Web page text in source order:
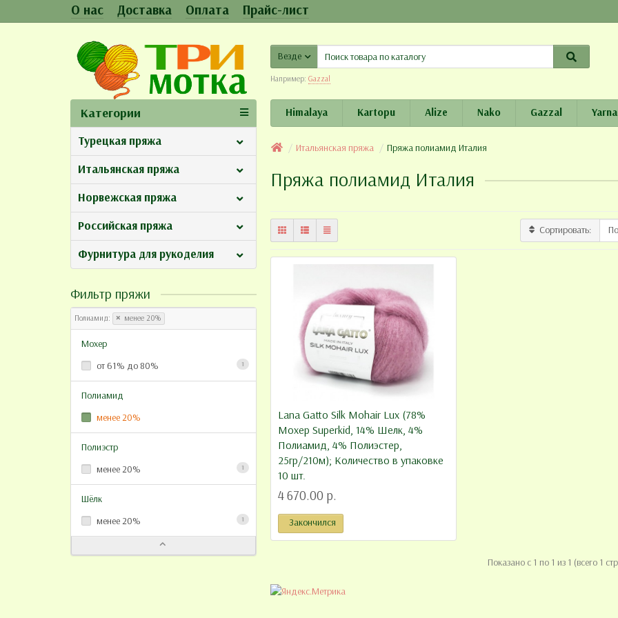
О нас Доставка Оплата Прайс-лист
Везде
Например: Gazzal
Himalaya Kartopu Alize Nako Gazzal
Категории
Турецкая пряжа
Итальянская пряжа
Норвежская пряжа
Российская пряжа
Фурнитура для рукоделия
Итальянская пряжа Пряжа полиамид Италия
Фильтр пряжи
Полиамид: менее 20%
Мохер
от 61% до 80%
1
Полиамид
менее 20%
Полиэстр
менее 20%
1
Шёлк
менее 20%
1
Пряжа полиамид Италия
Сортировать:
Lana Gatto Silk Mohair Lux (78%
Мохер Superkid, 14% Шелк, 4%
Полиамид, 4% Полиэстер,
25гр/210м); Количество в упаковке
10 шт.
4 670.00 р.
Закончился
Показано с 1 по 1 из 1 (всего 1